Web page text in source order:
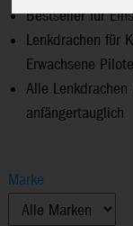
Bestseller für
Lenkdrachen für
Erwachsene
Alle
anfängertauglich
Marke